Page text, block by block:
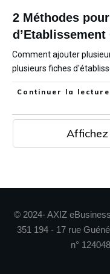
2 Méthodes
Comment ajouter
plusieurs fiches
Continuer la lecture
© 2024- AXIZ
351 194 - 17 rue
n°